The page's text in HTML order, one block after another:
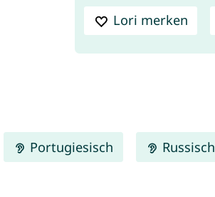
Lori merken
Portugiesisch Russisch